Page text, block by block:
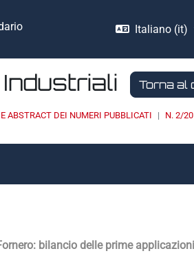
Italiano ‎(it)‎
Torna al
ABSTRACT DEI NUMERI PUBBLICATI N. 2/
bilancio delle prime